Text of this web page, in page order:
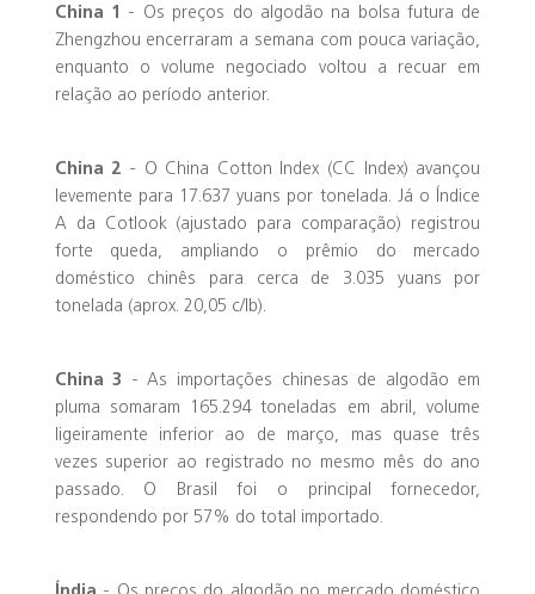
China 1
- Os preços do algodão na bolsa futura de
Zhengzhou encerraram a semana com pouca variação,
enquanto o volume negociado voltou a recuar em
relação ao período anterior.
China 2 - O China Cotton Index (CC Index) avançou
levemente para 17.637 yuans por tonelada. Já o Índice
A da Cotlook (ajustado para comparação) registrou
forte queda, ampliando o prêmio do mercado
doméstico chinês para cerca de 3.035 yuans por
tonelada (aprox. 20,05 c/lb).
China 3 - As importações chinesas de algodão em
pluma somaram 165.294 toneladas em abril, volume
ligeiramente inferior ao de março, mas quase três
vezes superior ao registrado no mesmo mês do ano
passado. O Brasil foi o principal fornecedor,
respondendo por 57% do total importado.